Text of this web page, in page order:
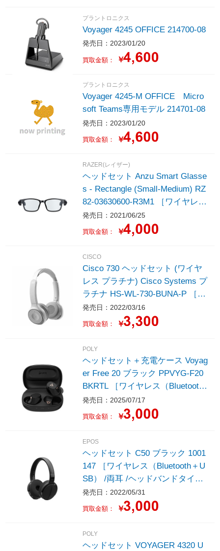
プラントロニクス
Voyager 4245 OFFICE 214700-08
発売日：2023/01/20
買取金額： ￥
プラントロニクス
Voyager 4245-M OFFICE Micro
soft Teams専用モデル 214701-08
発売日：2023/01/20
買取金額： ￥
RAZER(レイザー)
ヘッドセット Anzu Smart Glasse
s - Rectangle (Small-Medium) RZ
82-03630600-R3M1 ［ワイヤレス
（Bluetooth） /両耳 /スマートグ
ラスタイプ］
発売日：2021/06/25
買取金額： ￥
CISCO
Cisco 730 ヘッドセット (ワイヤ
レス プラチナ) Cisco Systems プ
ラチナ HS-WL-730-BUNA-P ［ワ
イヤレス（Bluetooth）+有線 /両
耳 /ヘッドバンドタイプ］
発売日：2022/03/16
買取金額： ￥
POLY
ヘッドセット＋充電ケース Voyag
er Free 20 ブラック PPVYG-F20
BKRTL ［ワイヤレス（Bluetoot
h） /両耳 /イヤホンタイプ］
発売日：2025/07/17
買取金額： ￥
EPOS
ヘッドセット C50 ブラック 1001
147 ［ワイヤレス（Bluetooth＋U
SB） /両耳 /ヘッドバンドタイ
プ］
発売日：2022/05/31
買取金額： ￥
POLY
ヘッドセット VOYAGER 4320 U